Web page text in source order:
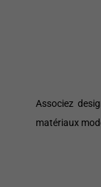
Associez
matériaux